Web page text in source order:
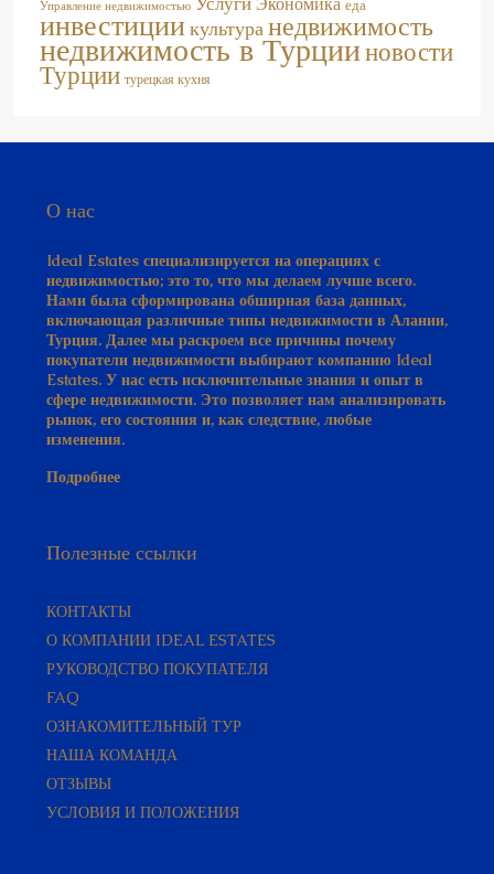
Управление недвижимостью еда
инвестициикультуранедвижимость
недвижимость в Турцииновости
Турции турецкая кухня
О нас
Ideal Estates специализируется на операциях с
недвижимостью; это то, что мы делаем лучше всего.
Нами была сформирована обширная база данных,
включающая различные типы недвижимости в Алании,
Турция. Далее мы раскроем все причины почему
покупатели недвижимости выбирают компанию Ideal
Estates. У нас есть исключительные знания и опыт в
сфере недвижимости. Это позволяет нам анализировать
рынок, его состояния и, как следствие, любые
изменения.
Подробнее
Полезные ссылки
КОНТАКТЫ
О КОМПАНИИ IDEAL ESTATES
РУКОВОДСТВО ПОКУПАТЕЛЯ​
FAQ
ОЗНАКОМИТЕЛЬНЫЙ ТУР
НАША КОМАНДА
ОТЗЫВЫ
УСЛОВИЯ И ПОЛОЖЕНИЯ